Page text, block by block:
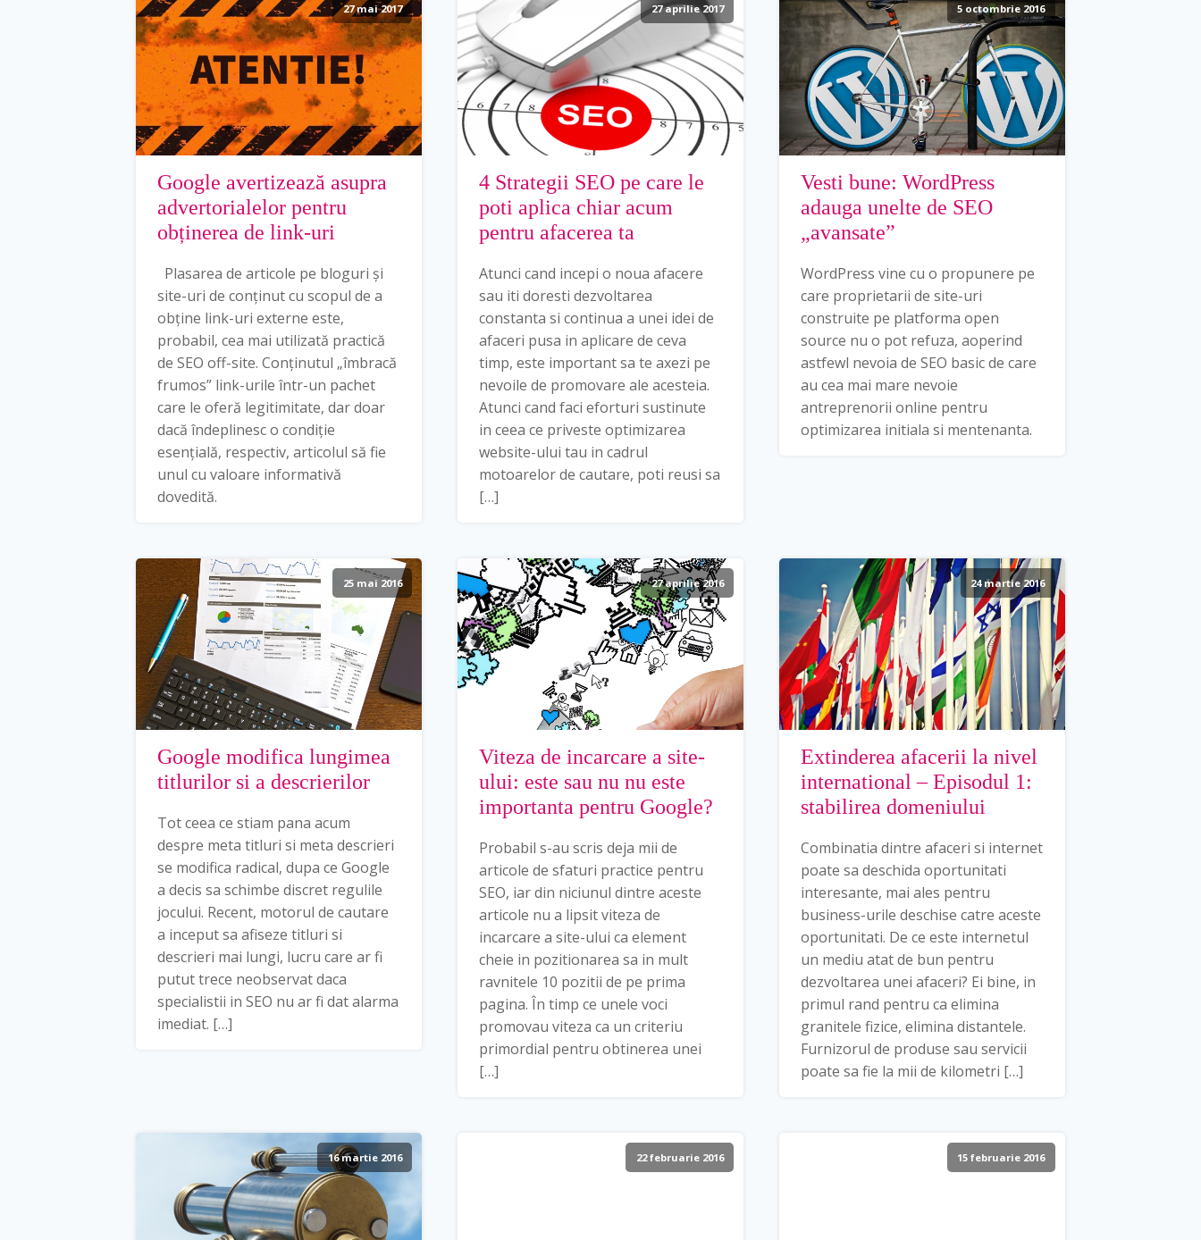
27 mai 2017
Google avertizează asupra
advertorialelor pentru
obținerea de link-uri
Plasarea de articole pe bloguri și
site-uri de conținut cu scopul de a
obține link-uri externe este,
probabil, cea mai utilizată practică
de SEO off-site. Conținutul „îmbracă
frumos” link-urile într-un pachet
care le oferă legitimitate, dar doar
dacă îndeplinesc o condiție
esențială, respectiv, articolul să fie
unul cu valoare informativă
dovedită.
27 aprilie 2017
4 Strategii SEO pe care le
poti aplica chiar acum
pentru afacerea ta
Atunci cand incepi o noua afacere
sau iti doresti dezvoltarea
constanta si continua a unei idei de
afaceri pusa in aplicare de ceva
timp, este important sa te axezi pe
nevoile de promovare ale acesteia.
Atunci cand faci eforturi sustinute
in ceea ce priveste optimizarea
website-ului tau in cadrul
motoarelor de cautare, poti reusi sa
[…]
5 octombrie 2016
Vesti bune: WordPress
adauga unelte de SEO
„avansate”
WordPress vine cu o propunere pe
care proprietarii de site-uri
construite pe platforma open
source nu o pot refuza, aoperind
astfewl nevoia de SEO basic de care
au cea mai mare nevoie
antreprenorii online pentru
optimizarea initiala si mentenanta.
25 mai 2016
Google modifica lungimea
titlurilor si a descrierilor
Tot ceea ce stiam pana acum
despre meta titluri si meta descrieri
se modifica radical, dupa ce Google
a decis sa schimbe discret regulile
jocului. Recent, motorul de cautare
a inceput sa afiseze titluri si
descrieri mai lungi, lucru care ar fi
putut trece neobservat daca
specialistii in SEO nu ar fi dat alarma
imediat. […]
27 aprilie 2016
Viteza de incarcare a site-
ului: este sau nu nu este
importanta pentru Google?
Probabil s-au scris deja mii de
articole de sfaturi practice pentru
SEO, iar din niciunul dintre aceste
articole nu a lipsit viteza de
incarcare a site-ului ca element
cheie in pozitionarea sa in mult
ravnitele 10 pozitii de pe prima
pagina. În timp ce unele voci
promovau viteza ca un criteriu
primordial pentru obtinerea unei
[…]
24 martie 2016
Extinderea afacerii la nivel
international – Episodul 1:
stabilirea domeniului
Combinatia dintre afaceri si internet
poate sa deschida oportunitati
interesante, mai ales pentru
business-urile deschise catre aceste
oportunitati. De ce este internetul
un mediu atat de bun pentru
dezvoltarea unei afaceri? Ei bine, in
primul rand pentru ca elimina
granitele fizice, elimina distantele.
Furnizorul de produse sau servicii
poate sa fie la mii de kilometri […]
16 martie 2016 22 februarie 2016 15 februarie 2016